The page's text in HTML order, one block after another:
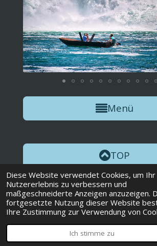
Diese Website verwendet Cookies, um Ihr
Nutzererlebnis zu verbessern und
maßgeschneiderte Anzeigen anzuzeigen.
fortgesetzte Nutzung dieser Website
Ihre Zustimmung zur Verwendung von
Ich stimme zu
Menü
TOP
Weiter